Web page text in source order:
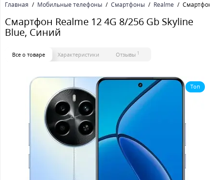
Главная Мобильные телефоны Смартфоны Realme Смартфон
Смартфон Realme 12 4G 8/256 Gb Skyline
Blue, Синий
Все о товаре Характеристики Отзывы 1
Топ